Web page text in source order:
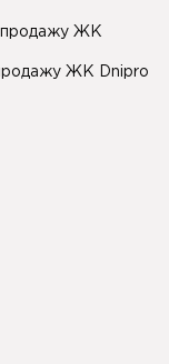
продажу ЖК
ЖК Dnipro